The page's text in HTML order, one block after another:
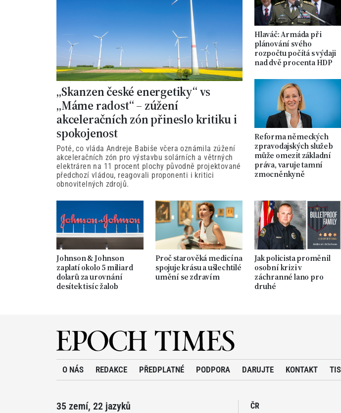
„Skanzen české energetiky“ vs
„Máme radost“ – zúžení
akceleračních zón přineslo kritiku i
spokojenost
Poté, co vláda Andreje Babiše včera oznámila zúžení
akceleračních zón pro výstavbu solárních a větrných
elektráren na 11 procent plochy původně projektované
předchozí vládou, reagovali proponenti i kritici
obnovitelných zdrojů.
Hlaváč: Armáda při
plánování svého
rozpočtu počítá s výdaji
nad dvě procenta HDP
Reforma německých
zpravodajských služeb
může omezit základní
práva, varuje tamní
zmocněnkyně
Johnson & Johnson
zaplatí okolo 5 miliard
dolarů za urovnání
desítek tisíc žalob
Proč starověká medicína
spojuje krásu a ušlechtilé
umění se zdravím
Jak policista proměnil
osobní krizi v
záchranné lano pro
druhé
O NÁS REDAKCE PŘEDPLATNÉ PODPORA DARUJTE KONTAKT
35 zemí, 22 jazyků ČR